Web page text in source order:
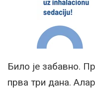
Било је забавно.
прва три дана.